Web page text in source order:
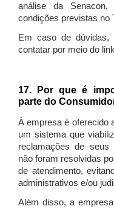
análise da
condições previstas no
Em caso de dúvidas,
contatar por meio do
17. Por que é
parte do
À empresa é oferecido
um sistema que
reclamações de seus
não foram resolvidas
de atendimento,
administrativos e/ou
Além disso, a